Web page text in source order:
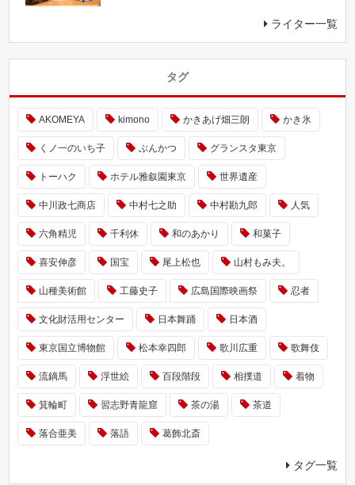
ライター一覧
タグ
AKOMEYA kimono かきあげ畑三朗 かき氷
くノ一のいち子 ぶんかつ グランスタ東京
トーハク ホテル雅叙園東京 世界遺産
中川政七商店 中村七之助 中村勘九郎 人気
六角精児 千利休 和のあかり 和菓子
喜安伸彦 国宝 尾上松也 山村もみ夫。
山種美術館 工藤史子 広島国際映画祭 忍者
文化財活用センター 日本舞踊 日本酒
東京国立博物館 松本幸四郎 歌川広重 歌舞伎
流鏑馬 浮世絵 百段階段 相撲道 着物
箕輪町 習志野青龍窟 茶の湯 茶道
落合亜美 落語 葛飾北斎
タグ一覧